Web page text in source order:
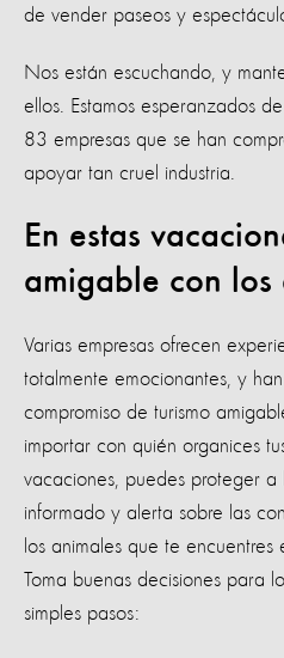
de vender paseos y
Nos están escuchando, y
ellos. Estamos esperanzados
83 empresas que se han
apoyar tan cruel industria.
En estas
amigable con los
Varias empresas ofrecen
totalmente emocionantes, y
compromiso de turismo
importar con quién organices
vacaciones, puedes proteger a
informado y alerta sobre las
los animales que te encuentres
Toma buenas decisiones para
simples pasos: